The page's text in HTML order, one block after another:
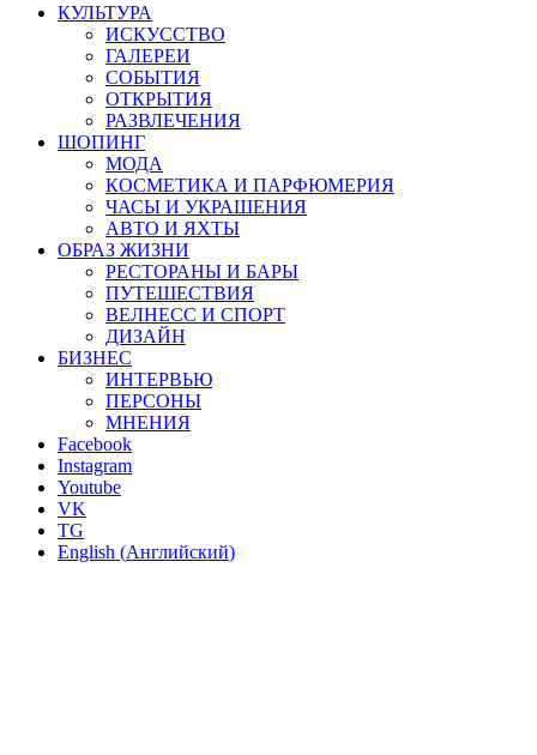
КУЛЬТУРА
ИСКУССТВО
ГАЛЕРЕИ
СОБЫТИЯ
ОТКРЫТИЯ
РАЗВЛЕЧЕНИЯ
ШОПИНГ
МОДА
КОСМЕТИКА И ПАРФЮМЕРИЯ
ЧАСЫ И УКРАШЕНИЯ
АВТО И ЯХТЫ
ОБРАЗ ЖИЗНИ
РЕСТОРАНЫ И БАРЫ
ПУТЕШЕСТВИЯ
ВЕЛНЕСС И СПОРТ
ДИЗАЙН
БИЗНЕС
ИНТЕРВЬЮ
ПЕРСОНЫ
МНЕНИЯ
Facebook
Instagram
Youtube
VK
TG
English (Английский)